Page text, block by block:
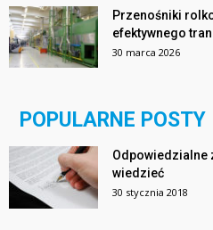
Przenośniki
efektywnego
30 marca 2026
POPULARNE POSTY
Odpowiedzialne
wiedzieć
30 stycznia 2018